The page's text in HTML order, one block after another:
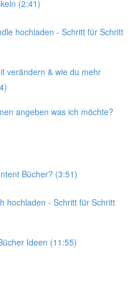
(2:41)
hochladen - Schritt für Schritt
verändern & wie du mehr
angeben was ich möchte?
Bücher? (3:51)
hochladen - Schritt für Schritt
Ideen (11:55)